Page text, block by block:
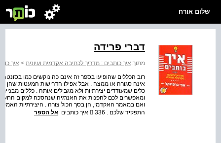
שלום אורח
דברי פרידה
מתוך:איך כותבים : מדריך לכתיבה אקדמית ועיונית > איך
רוב הכללים שהופיעו בספר זה אינם כה נוקשים כמו
אינה סגורה או ממצה . אבל אפילו הדרישות המעטות שהן
כלים שמעודדים יצירתיות ולא מגבילים אותה . כללים
ומאפשרים לכם להפנות את האנרגיה שנחסכה למקום
ואם במאמר האקדמי, הן בסך הכול צורה . היצירתיות
התפקיד שלכם . 336  איך כותבים
אל הספר